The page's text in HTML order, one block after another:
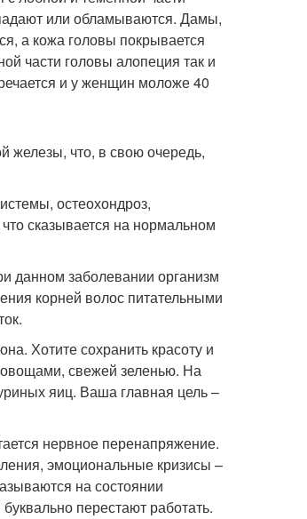
или обламываются. Дамы,
а кожа головы покрывается
части головы алопеция так и
и у женщин моложе 40
железы, что, в свою очередь,
остеохондроз,
сказывается на нормальном
данном заболевании организм
корней волос питательными
Хотите сохранить красоту и
свежей зеленью. На
яиц. Ваша главная цель –
нервное перенапряжение.
эмоциональные кризисы –
на состоянии
перестают работать.